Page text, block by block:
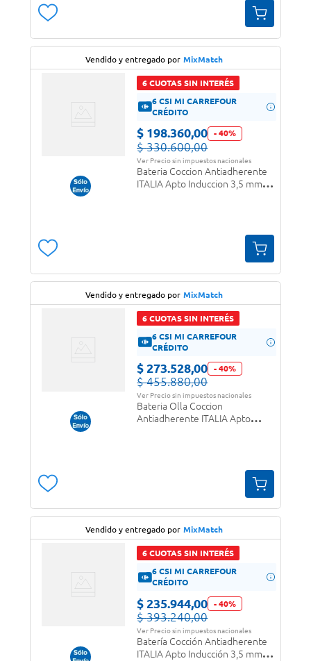
Vendido y entregado por MixMatch
6 CUOTAS SIN INTERÉS
6 CSI MI CARREFOUR
CRÉDITO
$ 198.360,00 -40%
$ 330.600,00
Ver Precio sin impuestos nacionales
Bateria Coccion Antiadherente
ITALIA Apto Induccion 3,5 mm
Vendido y entregado por MixMatch
6 CUOTAS SIN INTERÉS
6 CSI MI CARREFOUR
CRÉDITO
$ 273.528,00 -40%
$ 455.880,00
Ver Precio sin impuestos nacionales
Bateria Olla Coccion
Antiadherente ITALIA Apto
Vendido y entregado por MixMatch
6 CUOTAS SIN INTERÉS
6 CSI MI CARREFOUR
CRÉDITO
$ 235.944,00 -40%
$ 393.240,00
Ver Precio sin impuestos nacionales
Batería Cocción Antiadherente
ITALIA Apto Inducción 3,5 mm